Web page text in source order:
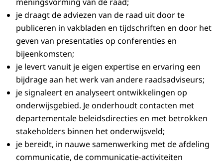
je draagt de adviezen van de raad uit door te
publiceren in vakbladen en tijdschriften en door het
geven van presentaties op conferenties en
bijeenkomsten;
je levert vanuit je eigen expertise en ervaring een
bijdrage aan het werk van andere raadsadviseurs;
je signaleert en analyseert ontwikkelingen op
onderwijsgebied. Je onderhoudt contacten met
departementale beleidsdirecties en met betrokken
stakeholders binnen het onderwijsveld;
je bereidt, in nauwe samenwerking met de afdeling
communicatie, de communicatie-activiteiten